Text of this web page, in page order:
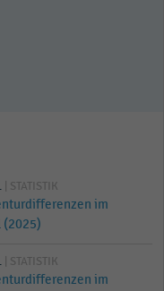
| STATISTIK
im
(2025)
| STATISTIK
im